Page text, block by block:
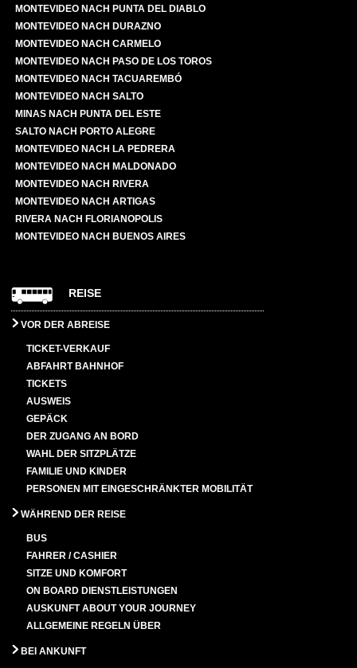
MONTEVIDEO NACH PUNTA DEL DIABLO
MONTEVIDEO NACH DURAZNO
MONTEVIDEO NACH CARMELO
MONTEVIDEO NACH PASO DE LOS TOROS
MONTEVIDEO NACH TACUAREMBÓ
MONTEVIDEO NACH SALTO
MINAS NACH PUNTA DEL ESTE
SALTO NACH PORTO ALEGRE
MONTEVIDEO NACH LA PEDRERA
MONTEVIDEO NACH MALDONADO
MONTEVIDEO NACH RIVERA
MONTEVIDEO NACH ARTIGAS
RIVERA NACH FLORIANOPOLIS
MONTEVIDEO NACH BUENOS AIRES
REISE
VOR DER ABREISE
TICKET-VERKAUF
ABFAHRT BAHNHOF
TICKETS
AUSWEIS
GEPÄCK
DER ZUGANG AN BORD
WAHL DER SITZPLÄTZE
FAMILIE UND KINDER
PERSONEN MIT EINGESCHRÄNKTER MOBILITÄT
WÄHREND DER REISE
BUS
FAHRER / CASHIER
SITZE UND KOMFORT
ON BOARD DIENSTLEISTUNGEN
AUSKUNFT ABOUT YOUR JOURNEY
ALLGEMEINE REGELN ÜBER
BEI ANKUNFT